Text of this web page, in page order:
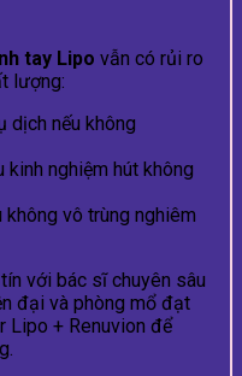
tay Lipo vẫn có rủi ro
lượng:
dịch nếu không
kinh nghiệm hút không
không vô trùng nghiêm
với bác sĩ chuyên sâu
đại và phòng mổ đạt
Lipo + Renuvion để